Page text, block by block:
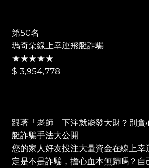
第50名
瑪奇朵線上幸運飛艇詐騙
★★★★★
$ 3,954,778
跟著「老師」下注就能發大財？別貪
艇詐騙手法大公開
您的家人好友投注大量資金在線上幸
定是不是詐騙，擔心血本無歸嗎？自